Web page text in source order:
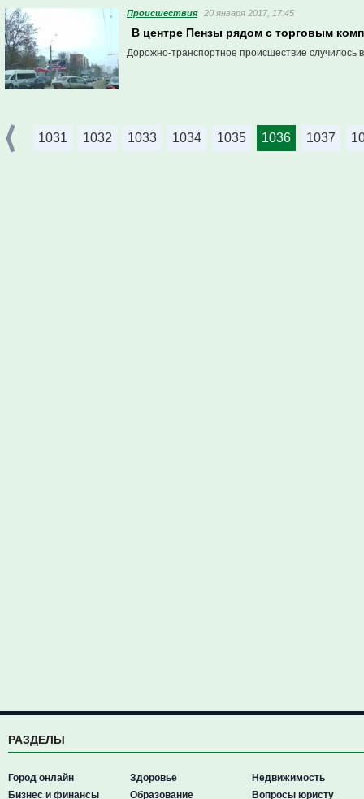
Проиcшествия 20 января 2017, 17:45
В центре Пензы рядом с торговым
Дорожно-транспортное происшествие случилось
1031 1032 1033 1034 1035 1036 1037
РАЗДЕЛЫ
Город онлайн
Бизнес и финансы
Здоровье
Образование
Недвижимость
Вопросы юристу